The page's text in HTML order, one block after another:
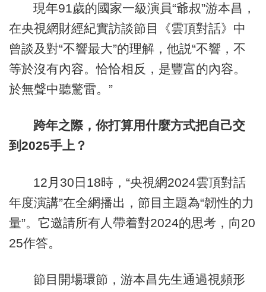
現年91歲的國家一級演員“爺叔”游本昌，
在央視網財經紀實訪談節目《雲頂對話》中
曾談及對“不響最大”的理解，他説“不響，不
等於沒有內容。恰恰相反，是豐富的內容。
於無聲中聽驚雷。”
跨年之際，你打算用什麼方式把自己交
到2025手上？
12月30日18時，“央視網2024雲頂對話
年度演講”在全網播出，節目主題為“韌性的力
量”。它邀請所有人帶着對2024的思考，向20
25作答。
節目開場環節，游本昌先生通過視頻形